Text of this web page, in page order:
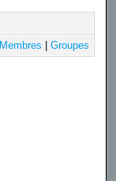
Membres Groupes